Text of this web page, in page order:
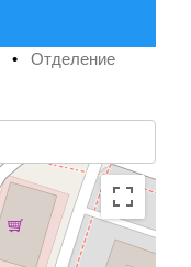
• Отделение